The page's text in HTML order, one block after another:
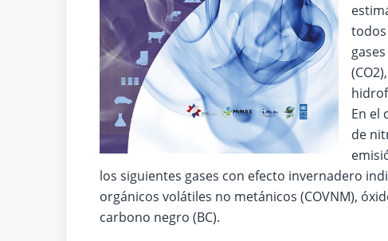
todos
En el
de
los siguientes gases con efecto invernadero
orgánicos volátiles no metánicos (COVNM),
carbono negro (BC).